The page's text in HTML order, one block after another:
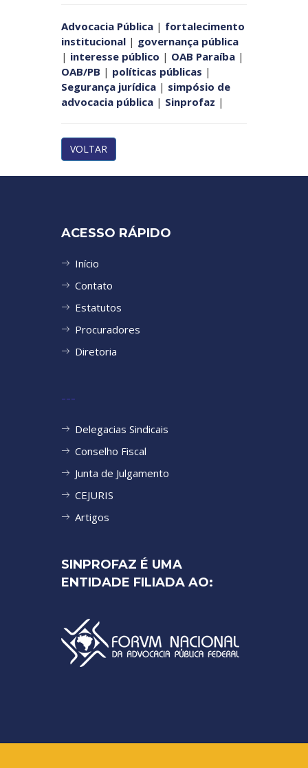
Advocacia Pública | fortalecimento
institucional | governança pública
| interesse público | OAB Paraíba |
OAB/PB | políticas públicas |
Segurança jurídica | simpósio de
advocacia pública | Sinprofaz |
VOLTAR
ACESSO RÁPIDO
Início
Contato
Estatutos
Procuradores
Diretoria
---
Delegacias Sindicais
Conselho Fiscal
Junta de Julgamento
CEJURIS
Artigos
SINPROFAZ É UMA
ENTIDADE FILIADA AO: